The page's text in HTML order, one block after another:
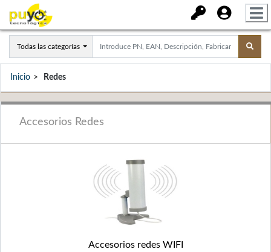
Todas las categorías
Inicio Redes
Accesorios Redes
Accesorios redes WIFI